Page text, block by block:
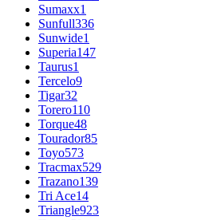
Sumaxx1
Sunfull336
Sunwide1
Superia147
Taurus1
Tercelo9
Tigar32
Torero110
Torque48
Tourador85
Toyo573
Tracmax529
Trazano139
Tri Ace14
Triangle923